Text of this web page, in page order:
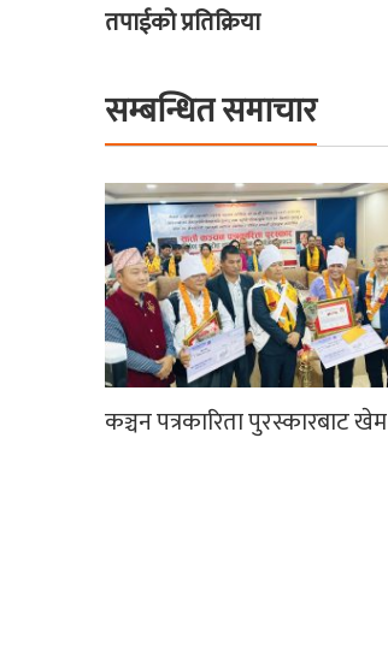
तपाईको प्रतिक्रिया
सम्बन्धित समाचार
कञ्चन पत्रकारिता पुरस्कारबाट खेम